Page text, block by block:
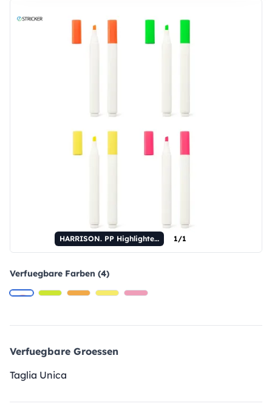
HARRISON. PP Highlighter mit mattem Finish 1/1
Verfuegbare Farben (4)
Verfuegbare Groessen
Taglia Unica